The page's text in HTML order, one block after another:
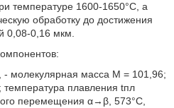
температуре 1600-1650°С, а
обработку до достижения
0,08-0,16 мкм.
- молекулярная масса М = 101,96;
плавления tпл
перемещения α→β, 573°С,